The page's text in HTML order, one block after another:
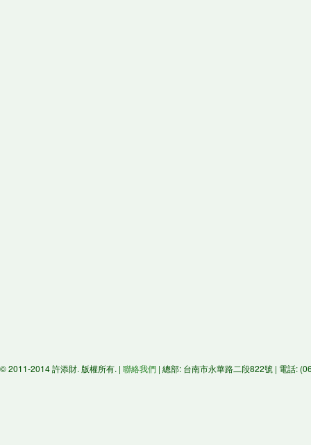
© 2011-2014 許添財. 版權所有. | 聯絡我們 | 總部: 台南市永華路二段822號 | 電話: